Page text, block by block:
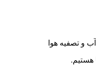
و تصفیه هوا
هستیم.